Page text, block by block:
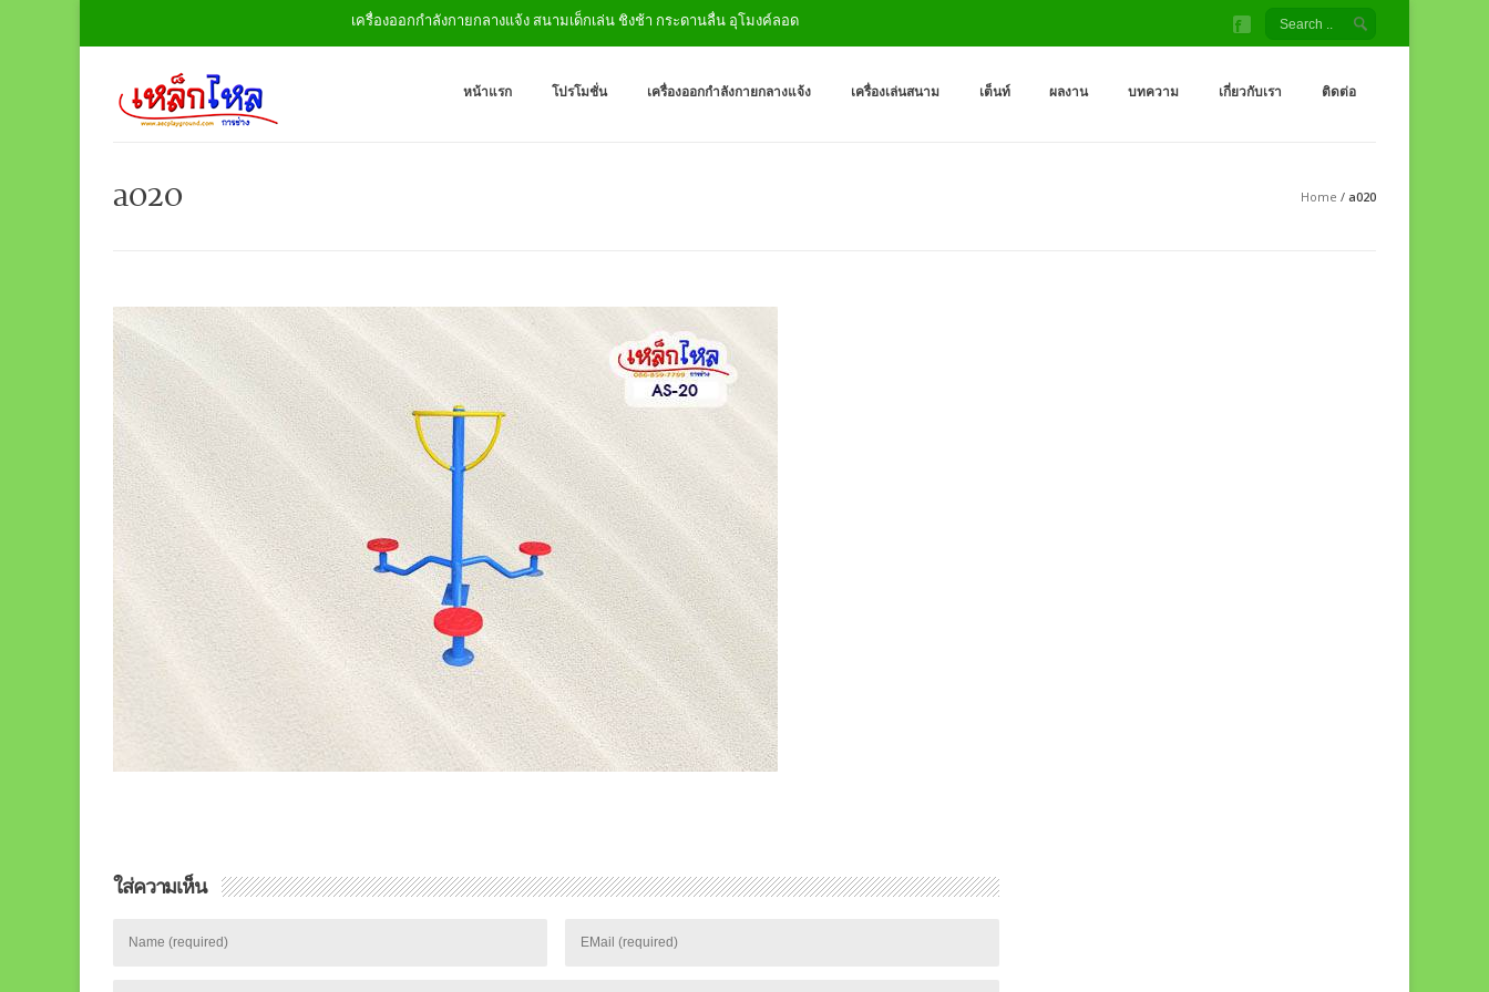
เครื่องออกกำลังกายกลางแจ้ง สนามเด็กเล่น ชิงช้า กระดานลื่น อุโมงค์ลอด
เครื่องออกกำลังกายกลางแจ้ง สนามเด็กเล่น โรงงานผู้ผลิต เครื่องออกกำลังกายกลางแจ้ง
ผู้ผลิตเครื่องออกกำลังกายกลางเเจ้ง ราคาถูกจากโรงงาน สนามเด็กเล่น กระดานลื่น สไลเดอร์ ชิงช้า อุโมงค์ จำหน่
หน้าแรก โปรโมชั่น เครื่องออกกำลังกายกลางแจ้ง เครื่องเล่นสนาม เต็นท์ ผลงาน บทความ เกี่ยวกับเรา ติดต่อ
a020 Home / a020
ใส่ความเห็น